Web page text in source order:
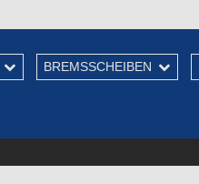
BREMSSCHEIBEN